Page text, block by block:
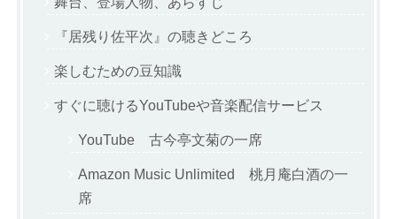
『居残り佐平次』の聴きどころ
楽しむための豆知識
すぐに聴けるYouTubeや音楽配信サービス
YouTube 古今亭文菊の一席
Amazon Music Unlimited 桃月庵白酒の一
席